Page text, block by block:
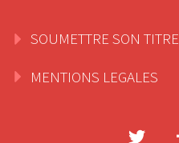
SOUMETTRE SON TITRE
MENTIONS LEGALES